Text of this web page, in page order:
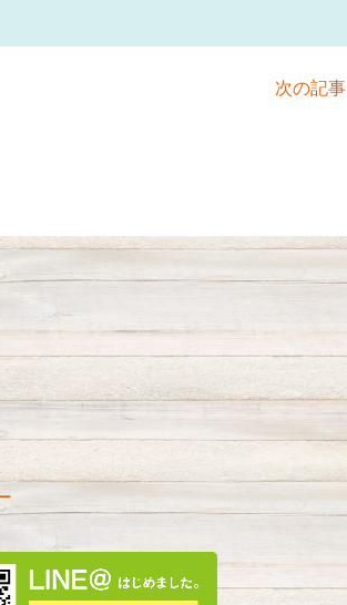
次の記事